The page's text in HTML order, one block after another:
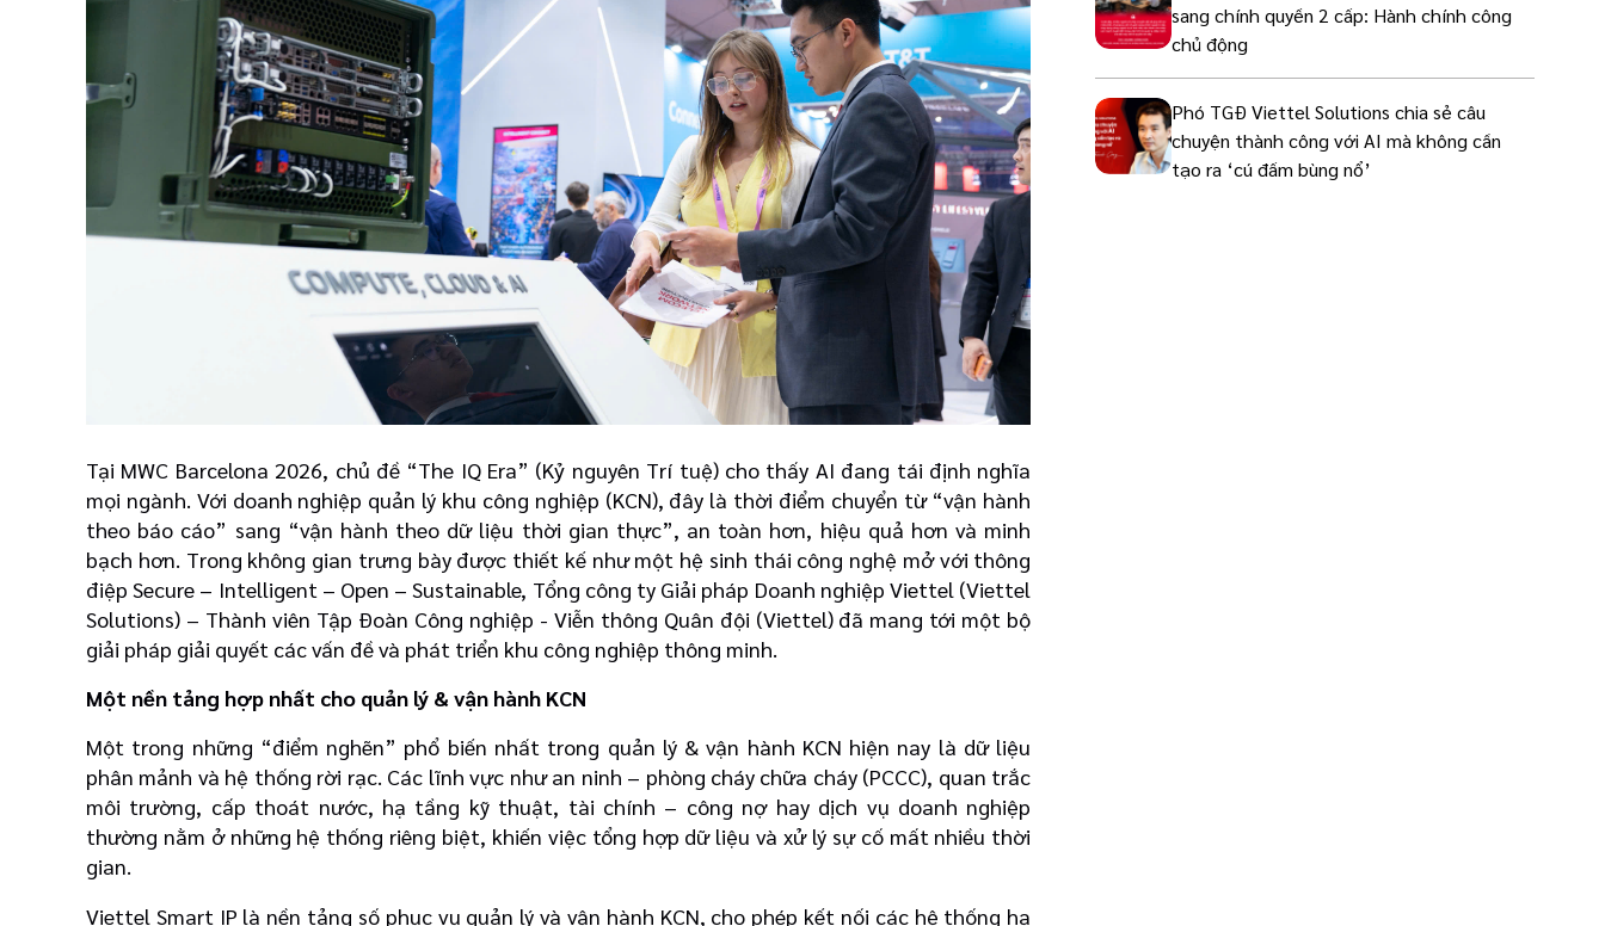
Tại MWC Barcelona 2026, chủ đề “The IQ Era” (Kỷ nguyên Trí tuệ) cho thấy AI đang tái định nghĩa
mọi ngành. Với doanh nghiệp quản lý khu công nghiệp (KCN), đây là thời điểm chuyển từ “vận hành
theo báo cáo” sang “vận hành theo dữ liệu thời gian thực”, an toàn hơn, hiệu quả hơn và minh
bạch hơn. Trong không gian trưng bày được thiết kế như một hệ sinh thái công nghệ mở với thông
điệp Secure – Intelligent – Open – Sustainable, Tổng công ty Giải pháp Doanh nghiệp Viettel (Viettel
Solutions) – Thành viên Tập Đoàn Công nghiệp - Viễn thông Quân đội (Viettel) đã mang tới một bộ
giải pháp giải quyết các vấn đề và phát triển khu công nghiệp thông minh.
Một nền tảng hợp nhất cho quản lý & vận hành KCN
Một trong những “điểm nghẽn” phổ biến nhất trong quản lý & vận hành KCN hiện nay là dữ liệu
phân mảnh và hệ thống rời rạc. Các lĩnh vực như an ninh – phòng cháy chữa cháy (PCCC), quan trắc
môi trường, cấp thoát nước, hạ tầng kỹ thuật, tài chính – công nợ hay dịch vụ doanh nghiệp
thường nằm ở những hệ thống riêng biệt, khiến việc tổng hợp dữ liệu và xử lý sự cố mất nhiều thời
gian.
Viettel Smart IP là nền tảng số phục vụ quản lý và vận hành KCN, cho phép kết nối các hệ thống hạ
sang chính quyền 2 cấp: Hành chính công
chủ động
Phó TGĐ Viettel Solutions chia sẻ câu
chuyện thành công với AI mà không cần
tạo ra ‘cú đấm bùng nổ’